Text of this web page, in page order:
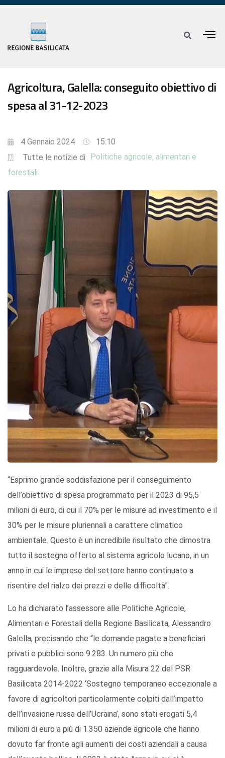
Agricoltura, Galella: conseguito obiettivo di
spesa al 31-12-2023
4 Gennaio 2024
15:10
Tutte le notizie di
Politiche agricole, alimentari e
forestali
“Esprimo grande soddisfazione per il conseguimento
dell’obiettivo di spesa programmato per il 2023 di 95,5
milioni di euro, di cui il 70% per le misure ad investimento e il
30% per le misure pluriennali a carattere climatico
ambientale. Questo è un incredibile risultato che dimostra
tutto il sostegno offerto al sistema agricolo lucano, in un
anno in cui le imprese del settore hanno continuato a
risentire del rialzo dei prezzi e delle difficoltà”.
Lo ha dichiarato l’assessore alle Politiche Agricole,
Alimentari e Forestali della Regione Basilicata, Alessandro
Galella, precisando che “le domande pagate a beneficiari
privati e pubblici sono 9.283. Un numero più che
ragguardevole. Inoltre, grazie alla Misura 22 del PSR
Basilicata 2014-2022 ‘Sostegno temporaneo eccezionale a
favore di agricoltori particolarmente colpiti dall’impatto
dell’invasione russa dell’Ucraina’, sono stati erogati 5,4
milioni di euro a più di 1.350 aziende agricole che hanno
dovuto far fronte agli aumenti dei costi aziendali a causa